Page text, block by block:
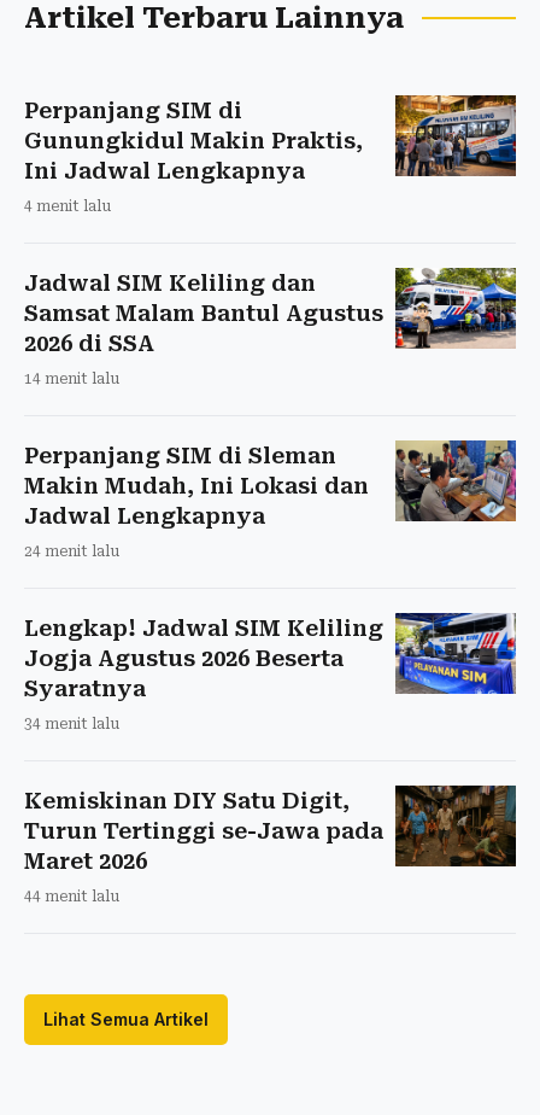
Artikel Terbaru Lainnya
Perpanjang SIM di
Gunungkidul Makin Praktis,
Ini Jadwal Lengkapnya
4 menit lalu
Jadwal SIM Keliling dan
Samsat Malam Bantul Agustus
2026 di SSA
14 menit lalu
Perpanjang SIM di Sleman
Makin Mudah, Ini Lokasi dan
Jadwal Lengkapnya
24 menit lalu
Lengkap! Jadwal SIM Keliling
Jogja Agustus 2026 Beserta
Syaratnya
34 menit lalu
Kemiskinan DIY Satu Digit,
Turun Tertinggi se-Jawa pada
Maret 2026
44 menit lalu
Lihat Semua Artikel